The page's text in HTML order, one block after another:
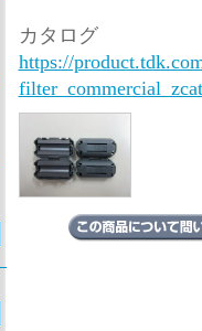
カタログ
https://